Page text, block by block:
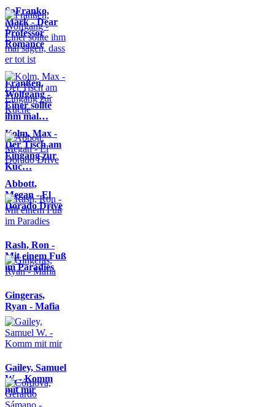
SaFranko,
Mark - Dear
Professor
Romance
Franßen,
Wolfgang -
Einer sollte
ihm mal…
Kolm, Max -
Der Tisch am
Eingang zur
Küc…
Abbott,
Megan - El
Dorado Drive
Rash, Ron -
Mit einem Fuß
im Paradies
Gingeras,
Ryan - Mafia
Gailey, Samuel
W. - Komm
mit mir